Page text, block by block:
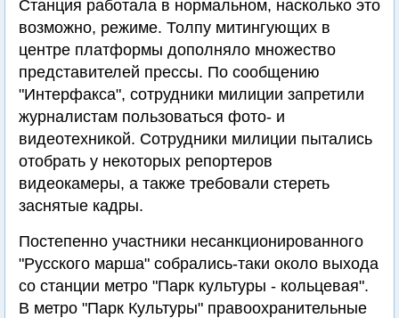
Станция работала в нормальном, насколько это
возможно, режиме. Толпу митингующих в
центре платформы дополняло множество
представителей прессы. По сообщению
"Интерфакса", сотрудники милиции запретили
журналистам пользоваться фото- и
видеотехникой. Сотрудники милиции пытались
отобрать у некоторых репортеров
видеокамеры, а также требовали стереть
заснятые кадры.
Постепенно участники несанкционированного
"Русского марша" собрались-таки около выхода
со станции метро "Парк культуры - кольцевая".
В метро "Парк Культуры" правоохранительные